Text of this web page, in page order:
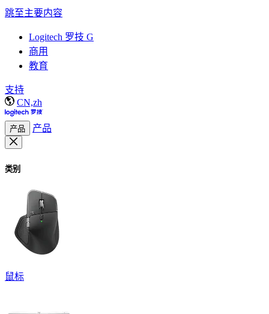
跳至主要内容
Logitech 罗技 G
商用
教育
支持
CN,zh
产品 产品
类别
鼠标